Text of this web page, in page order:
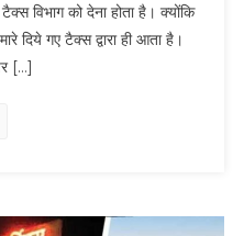
विभाग को देना होता है। क्योंकि
दिये गए टैक्स द्वारा ही आता है।
[…]